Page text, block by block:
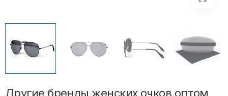
Другие бренды женских очков оптом